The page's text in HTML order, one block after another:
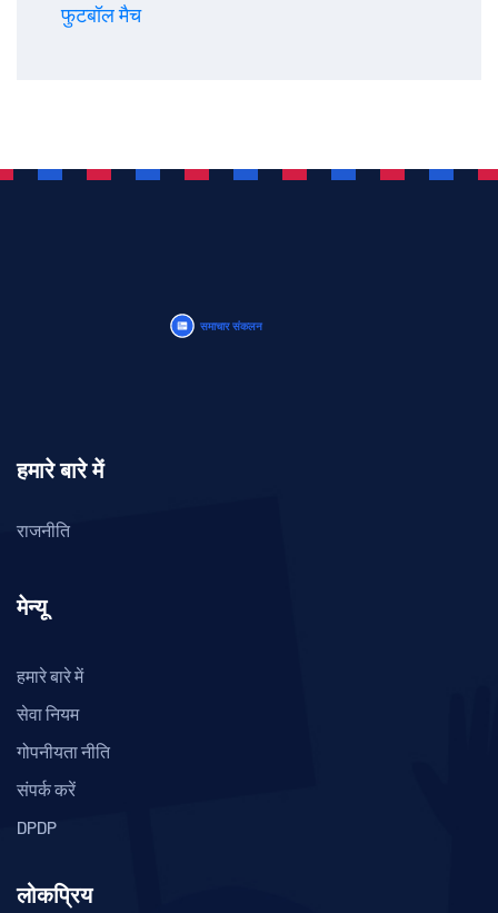
फुटबॉल मैच
हमारे बारे में
राजनीति
मेन्यू
हमारे बारे में
सेवा नियम
गोपनीयता नीति
संपर्क करें
DPDP
लोकप्रिय